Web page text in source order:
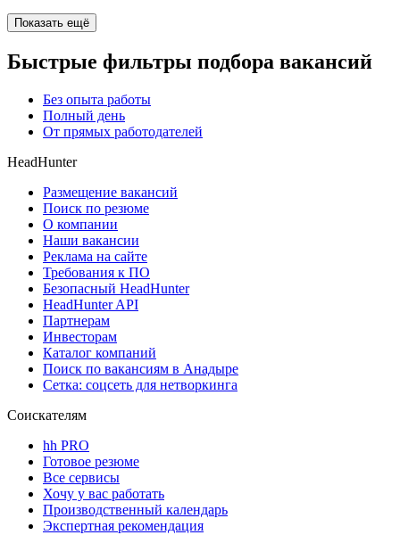
Показать ещё
Быстрые фильтры подбора вакансий
Без опыта работы
Полный день
От прямых работодателей
HeadHunter
Размещение вакансий
Поиск по резюме
О компании
Наши вакансии
Реклама на сайте
Требования к ПО
Безопасный HeadHunter
HeadHunter API
Партнерам
Инвесторам
Каталог компаний
Поиск по вакансиям в Анадыре
Сетка: соцсеть для нетворкинга
Соискателям
hh PRO
Готовое резюме
Все сервисы
Хочу у вас работать
Производственный календарь
Экспертная рекомендация